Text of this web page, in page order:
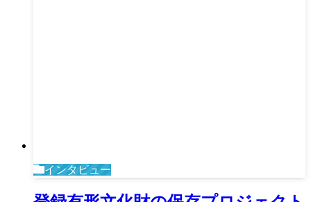
インタビュー